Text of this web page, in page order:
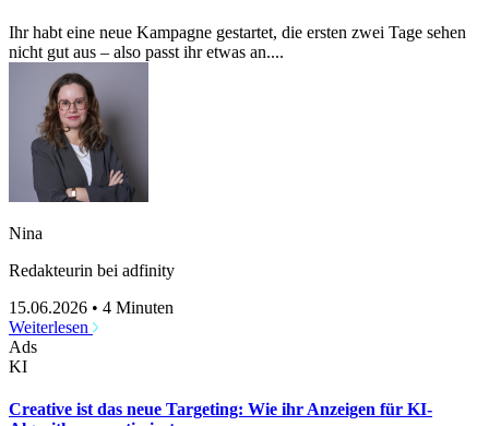
Ihr habt eine neue Kampagne gestartet, die ersten zwei Tage sehen
nicht gut aus – also passt ihr etwas an....
Nina
Redakteurin bei adfinity
15.06.2026 • 4 Minuten
Weiterlesen
Ads
KI
Creative ist das neue Targeting: Wie ihr Anzeigen für KI-